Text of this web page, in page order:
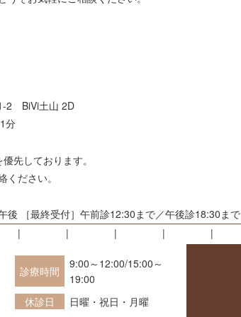
2 BiVi土山 2D
分
先しております。
ださい。
後 ［最終受付］午前診12:30まで／午後診18:30まで
診療時間
9:00～12:00/15:00～
19:00
休診日
日曜・祝日・月曜